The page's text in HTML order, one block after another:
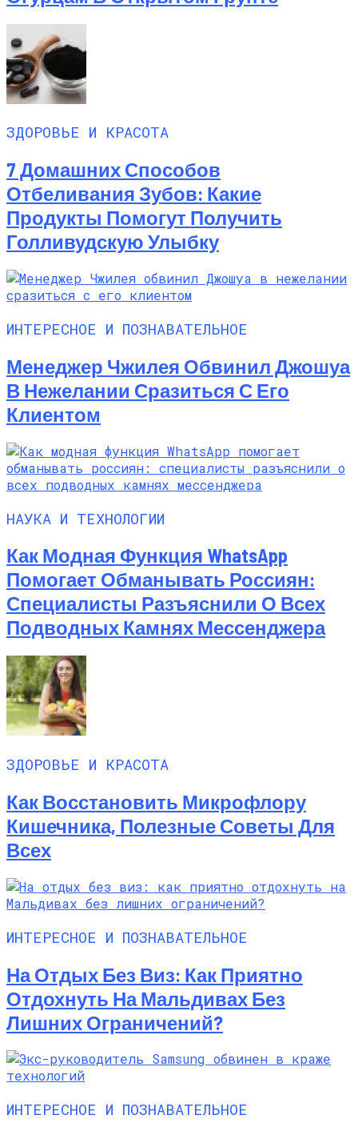
ЗДОРОВЬЕ И КРАСОТА
7 Домашних Способов
Отбеливания Зубов: Какие
Продукты Помогут Получить
Голливудскую Улыбку
ИНТЕРЕСНОЕ И ПОЗНАВАТЕЛЬНОЕ
Менеджер Чжилея Обвинил Джошуа
В Нежелании Сразиться С Его
Клиентом
НАУКА И ТЕХНОЛОГИИ
Как Модная Функция WhatsApp
Помогает Обманывать Россиян:
Специалисты Разъяснили О Всех
Подводных Камнях Мессенджера
ЗДОРОВЬЕ И КРАСОТА
Как Восстановить Микрофлору
Кишечника, Полезные Советы Для
Всех
ИНТЕРЕСНОЕ И ПОЗНАВАТЕЛЬНОЕ
На Отдых Без Виз: Как Приятно
Отдохнуть На Мальдивах Без
Лишних Ограничений?
ИНТЕРЕСНОЕ И ПОЗНАВАТЕЛЬНОЕ